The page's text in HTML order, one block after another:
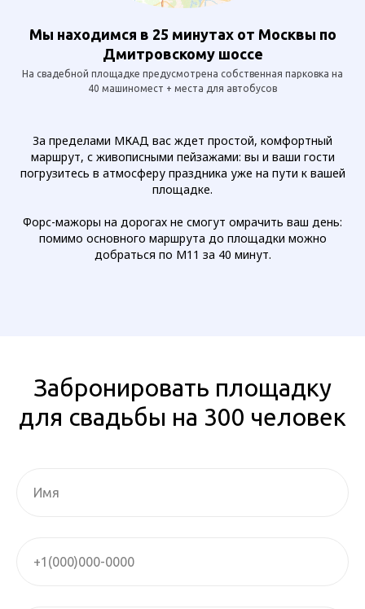
Мы находимся в 25 минутах от Москвы по
Дмитровскому шоссе
На свадебной площадке предусмотрена собственная парковка на
40 машиномест + места для автобусов
За пределами МКАД вас ждет простой, комфортный
маршрут, с живописными пейзажами: вы и ваши гости
погрузитесь в атмосферу праздника уже на пути к вашей
площадке.
Форс-мажоры на дорогах не смогут омрачить ваш день:
помимо основного маршрута до площадки можно
добраться по М11 за 40 минут.
Забронировать площадку
для свадьбы на 300 человек